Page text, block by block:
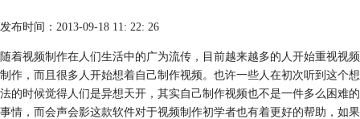
发布时间：2013-09-18 11: 22: 26
随着视频制作在人们生活中的广为流传，目前越来越多的人开始重视视频
制作，而且很多人开始想着自己制作视频。也许一些人在初次听到这个想
法的时候觉得人们是异想天开，其实自己制作视频也不是一件多么困难的
事情，而会声会影这款软件对于视频制作初学者也有着更好的帮助，如果